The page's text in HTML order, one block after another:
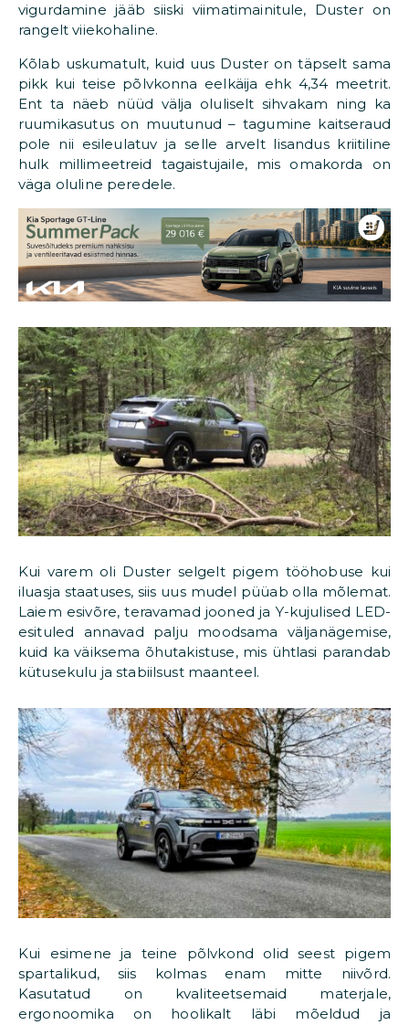
vigurdamine jääb siiski viimatimainitule, Duster on
rangelt viiekohaline.
Kõlab uskumatult, kuid uus Duster on täpselt sama
pikk kui teise põlvkonna eelkäija ehk 4,34 meetrit.
Ent ta näeb nüüd välja oluliselt sihvakam ning ka
ruumikasutus on muutunud – tagumine kaitseraud
pole nii esileulatuv ja selle arvelt lisandus kriitiline
hulk millimeetreid tagaistujaile, mis omakorda on
väga oluline peredele.
Kui varem oli Duster selgelt pigem tööhobuse kui
iluasja staatuses, siis uus mudel püüab olla mõlemat.
Laiem esivõre, teravamad jooned ja Y-kujulised LED-
esituled annavad palju moodsama väljanägemise,
kuid ka väiksema õhutakistuse, mis ühtlasi parandab
kütusekulu ja stabiilsust maanteel.
Kui esimene ja teine põlvkond olid seest pigem
spartalikud, siis kolmas enam mitte niivõrd.
Kasutatud on kvaliteetsemaid materjale,
ergonoomika on hoolikalt läbi mõeldud ja